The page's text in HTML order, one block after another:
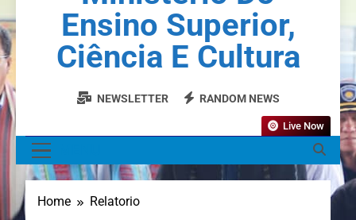
Ensino Superior,
Ciência E Cultura
NEWSLETTER RANDOM NEWS
Live Now
Home Relatorio